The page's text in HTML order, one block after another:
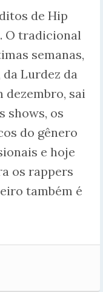
de Hip
O tradicional
semanas,
Lurdez da
dezembro, sai
shows, os
do gênero
e hoje
os rappers
também é